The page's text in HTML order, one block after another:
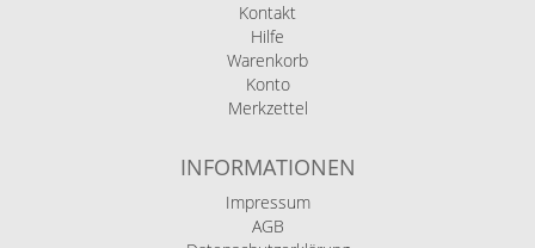
Kontakt
Hilfe
Warenkorb
Konto
Merkzettel
INFORMATIONEN
Impressum
AGB